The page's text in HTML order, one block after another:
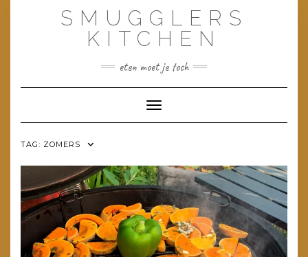
SMUGGLERS
KITCHEN
eten moet je toch
Toggle navigatie
TAG: ZOMERS